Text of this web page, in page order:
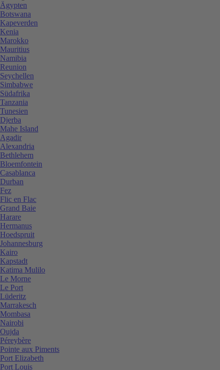
Ägypten
Botswana
Kapeverden
Kenia
Marokko
Mauritius
Namibia
Reunion
Seychellen
Simbabwe
Südafrika
Tanzania
Tunesien
Djerba
Mahe Island
Agadir
Alexandria
Bethlehem
Bloemfontein
Casablanca
Durban
Fez
Flic en Flac
Grand Baie
Harare
Hermanus
Hoedspruit
Johannesburg
Kairo
Kapstadt
Katima Mulilo
Le Morne
Le Port
Lüderitz
Marrakesch
Mombasa
Nairobi
Oujda
Péreybère
Pointe aux Piments
Port Elizabeth
Port Louis